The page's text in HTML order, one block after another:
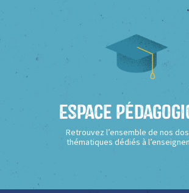
Espace
Retrouvez l’ensemble de nos
thématiques dédiés à